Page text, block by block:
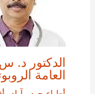
الدكتور د.
العامة